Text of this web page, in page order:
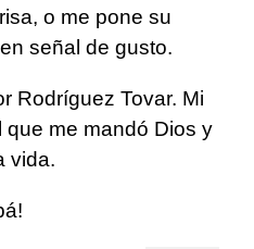
o me pone su
señal de gusto.
Rodríguez Tovar. Mi
me mandó Dios y
vida.